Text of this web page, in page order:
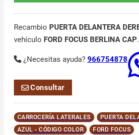
Recambio PUERTA DELANTERA
vehículo FORD FOCUS BERLINA CAP.
¿Necesitas ayuda? 966754878
Consultar
CARROCERÍA LATERALES
PUERTA
AZUL - CÓDIGO COLOR
FORD FOCUS